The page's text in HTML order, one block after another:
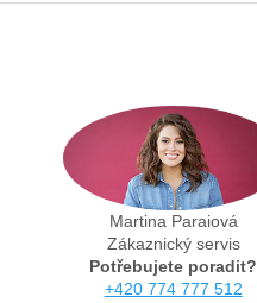
Martina Paraiová
Zákaznický servis
Potřebujete poradit?
+420 774 777 512